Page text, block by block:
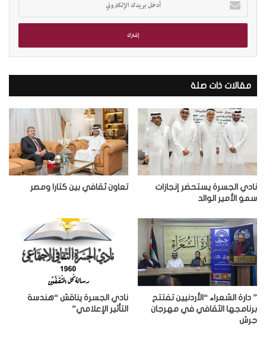
خ
ب
ي
د
ك
ا
ل
إ
ك
ت
ر
و
ي
مقالات ذات صلة
نادي الجسرة يستحضر إنجازات
سمو الأمير الوالد
تعاون ثقافي بين كتارا ومصر
” دارة الشعراء “الأردنيين تفتتح
برنامجها الثقافي في مهرجان
جرش
نادي الجسرة يناقش “هندسة
التأثير الإعلامي”